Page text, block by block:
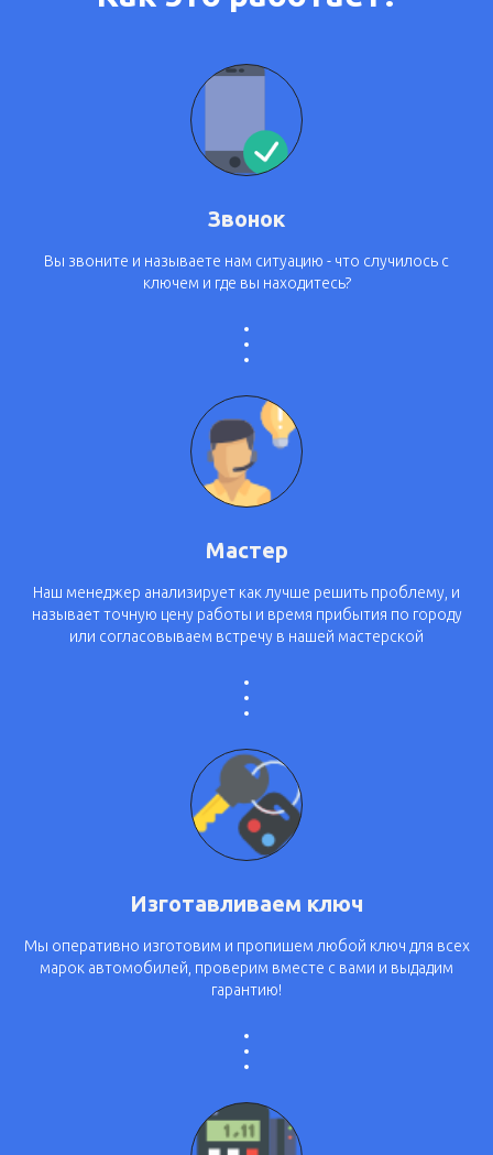
Звонок
Вы звоните и называете нам ситуацию - что случилось с
ключем и где вы находитесь?
Мастер
Наш менеджер анализирует как лучше решить проблему, и
называет точную цену работы и время прибытия по городу
или согласовываем встречу в нашей мастерской
Изготавливаем ключ
Мы оперативно изготовим и пропишем любой ключ для всех
марок автомобилей, проверим вместе с вами и выдадим
гарантию!